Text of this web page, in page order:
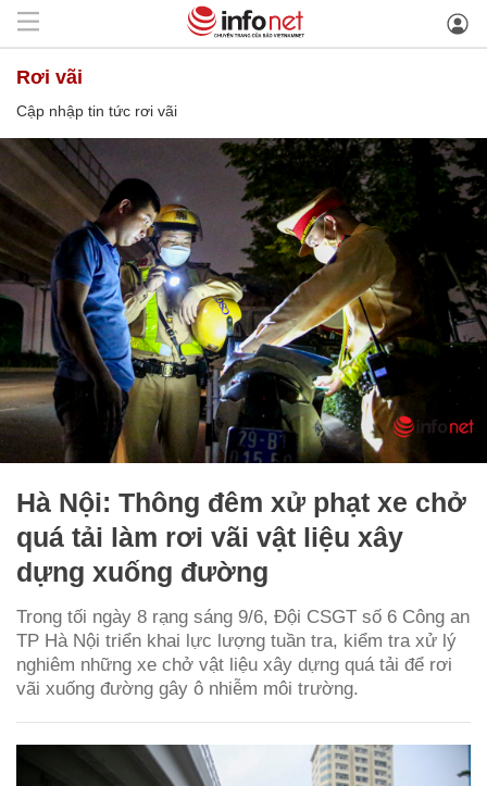
rơi vãi
Cập nhập tin tức rơi vãi
Hà Nội: Thông đêm xử phạt xe chở
quá tải làm rơi vãi vật liệu xây
dựng xuống đường
Trong tối ngày 8 rạng sáng 9/6, Đội CSGT số 6 Công an
TP Hà Nội triển khai lực lượng tuần tra, kiểm tra xử lý
nghiêm những xe chở vật liệu xây dựng quá tải để rơi
vãi xuống đường gây ô nhiễm môi trường.